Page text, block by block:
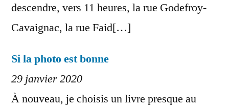
descendre, vers 11 heures, la rue Godefroy-
Cavaignac, la rue Faid[…]
Si la photo est bonne
29 janvier 2020
À nouveau, je choisis un livre presque au